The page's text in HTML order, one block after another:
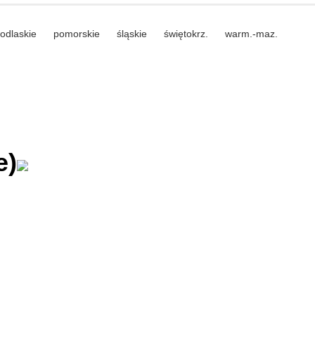
pomorskie śląskie świętokrz. warm.-maz.